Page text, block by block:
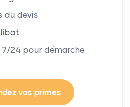
du devis
24 pour démarche
vos primes